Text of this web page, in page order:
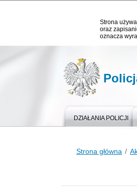
Strona
oraz
oznacza
DZIAŁANIA POLICJI
Strona główna